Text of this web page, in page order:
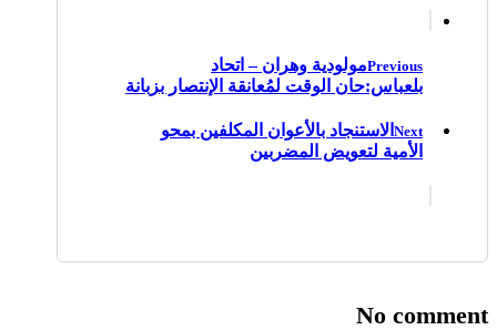
Previousمولودية وهران – اتحاد
بلعباس:حان الوقت لمُعانقة الإنتصار بزبانة
Next الاستنجاد بالأعوان المكلفين بمحو
الأمية لتعويض المضربين
No comment